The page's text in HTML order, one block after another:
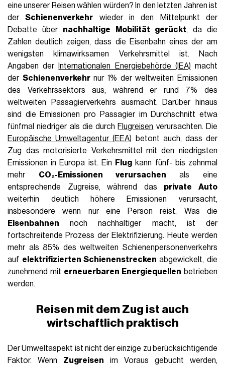
eine unserer Reisen wählen würden? In den letzten Jahren ist
derSchienenverkehr wieder in den Mittelpunkt der
Debatte über nachhaltige Mobilität gerückt, da die
Zahlen deutlich zeigen, dass die Eisenbahn eines der am
wenigsten klimawirksamen Verkehrsmittel ist. Nach
Angaben der
Internationalen Energiebehörde (IEA) macht
der Schienenverkehrnur 1% der weltweiten Emissionen
des Verkehrssektors aus, während er rund 7% des
weltweiten Passagierverkehrs ausmacht. Darüber hinaus
sind die Emissionen pro Passagier im Durchschnitt etwa
fünfmal niedriger als die durch Flugreisen verursachten. Die
Europäische Umweltagentur (EEA) betont auch, dass der
Zug das motorisierte Verkehrsmittel mit den niedrigsten
Emissionen in Europa ist. Ein
Flug kann fünf- bis zehnmal
mehr CO₂-Emissionen verursachen als eine
entsprechende Zugreise, während das private Auto
weiterhin deutlich höhere Emissionen verursacht,
insbesondere wenn nur eine Person reist. Was die
Eisenbahnen noch nachhaltiger macht, ist der
fortschreitende Prozess der Elektrifizierung. Heute werden
mehr als 85% des weltweiten Schienenpersonenverkehrs
auf elektrifizierten Schienenstrecken abgewickelt, die
zunehmend mit erneuerbaren Energiequellen betrieben
werden.
Reisen mit dem Zug ist auch
wirtschaftlich praktisch
Der Umweltaspekt ist nicht der einzige zu berücksichtigende
Faktor. Wenn Zugreisen im Voraus gebucht werden,